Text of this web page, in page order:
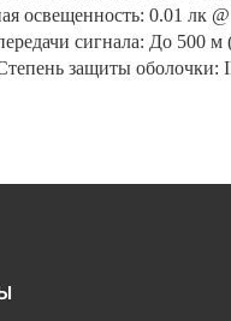
освещенность: 0.01 лк
сигнала: До 500
защиты оболочки: